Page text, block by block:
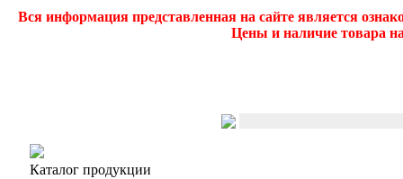
Вся информация представленная на сайте является
Цены и наличие товара
Каталог продукции